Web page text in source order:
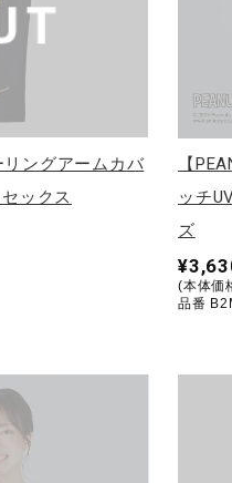
リングアームカバ
ックス
【
ッチ
ズ
(本体価
品番